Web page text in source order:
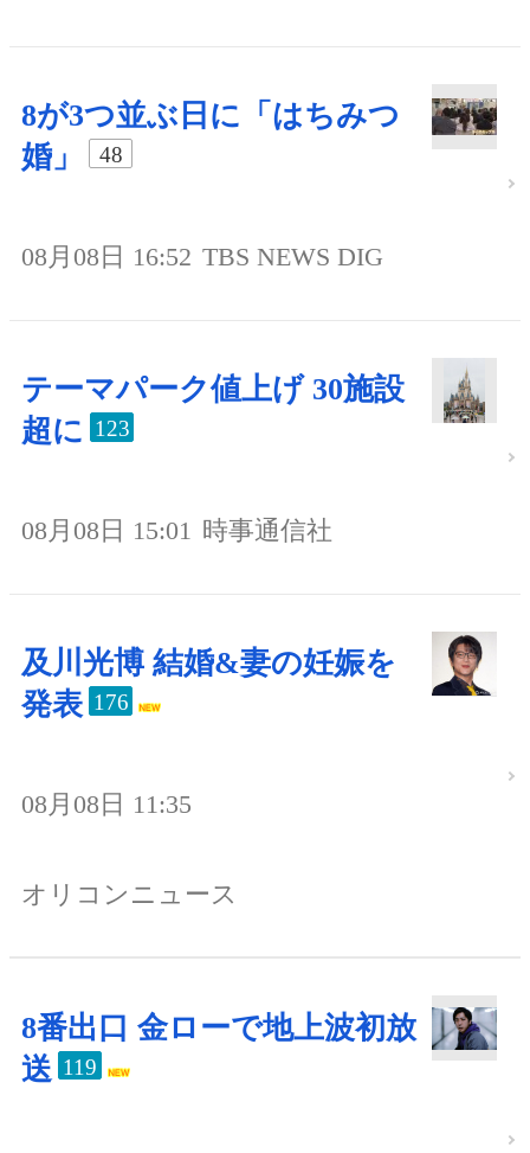
8が3つ並ぶ日に「はちみつ
婚」
48
08月08日 16:52 TBS NEWS DIG
テーマパーク値上げ 30施設
超に 123
08月08日 15:01 時事通信社
及川光博 結婚&妻の妊娠を
発表 176
08月08日 11:35
オリコンニュース
8番出口 金ローで地上波初放
送 119